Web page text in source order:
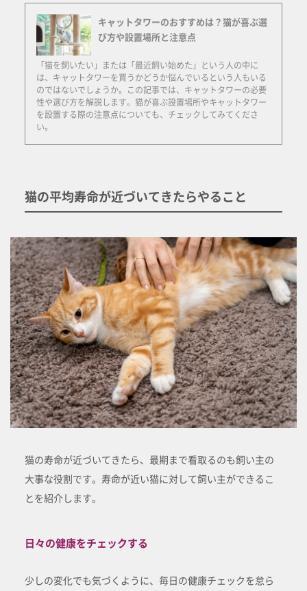
キャットタワーのおすすめは？猫が喜ぶ選
び方や設置場所と注意点
「猫を飼いたい」または「最近飼い始めた」という人の中に
は、キャットタワーを買うかどうか悩んでいるという人もいる
のではないでしょうか。この記事では、キャットタワーの必要
性や選び方を解説します。猫が喜ぶ設置場所やキャットタワー
を設置する際の注意点についても、チェックしてみてくださ
い。
猫の平均寿命が近づいてきたらやること
猫の寿命が近づいてきたら、最期まで看取るのも飼い主の
大事な役割です。寿命が近い猫に対して飼い主ができるこ
とを紹介します。
日々の健康をチェックする
少しの変化でも気づくように、毎日の健康チェックを怠ら